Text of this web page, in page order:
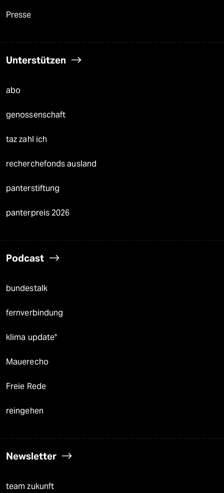
Presse
Unterstützen
abo
genossenschaft
taz zahl ich
recherchefonds ausland
panterstiftung
panterpreis 2026
Podcast
bundestalk
fernverbindung
klima update°
Mauerecho
Freie Rede
reingehen
Newsletter
team zukunft